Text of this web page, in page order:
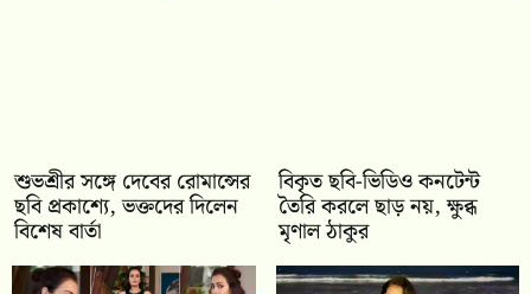
শুভশ্রীর সঙ্গে দেবের রোমান্সের
ছবি প্রকাশ্যে, ভক্তদের দিলেন
বিশেষ বার্তা
বিকৃত ছবি-ভিডিও কনটেন্ট
তৈরি করলে ছাড় নয়, ক্ষুব্ধ
মৃণাল ঠাকুর